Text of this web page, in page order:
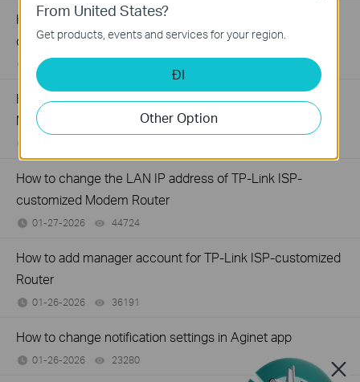
How to configure IP & MAC Binding on TP-Link ISP-
customized Router
02-09-2026
How to set up Parent Control on TP-Link ISP-customized
Modem Router
How to change the LAN IP address of TP-Link ISP-
customized Modem Router
01-27-2026 44724
How to add manager account for TP-Link ISP-customized
Router
01-26-2026 36191
How to change notification settings in Aginet app
01-26-2026 23280
From United States?
Get products, events and services for your region.
ĐI
Other Option